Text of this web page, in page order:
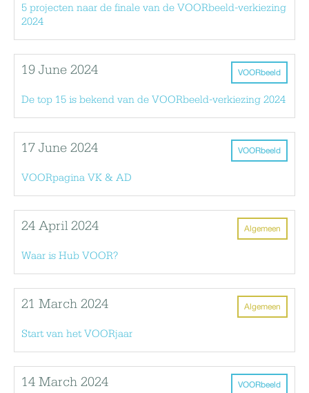
5 projecten naar de finale van de VOORbeeld-verkiezing
2024
VOORbeeld
19 June 2024
De top 15 is bekend van de VOORbeeld-verkiezing 2024
VOORbeeld
17 June 2024
VOORpagina VK & AD
Algemeen
24 April 2024
Waar is Hub VOOR?
Algemeen
21 March 2024
Start van het VOORjaar
VOORbeeld
14 March 2024